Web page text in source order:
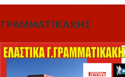
ΓΡΑΜΜΑΤΙΚΑΚΗΣ